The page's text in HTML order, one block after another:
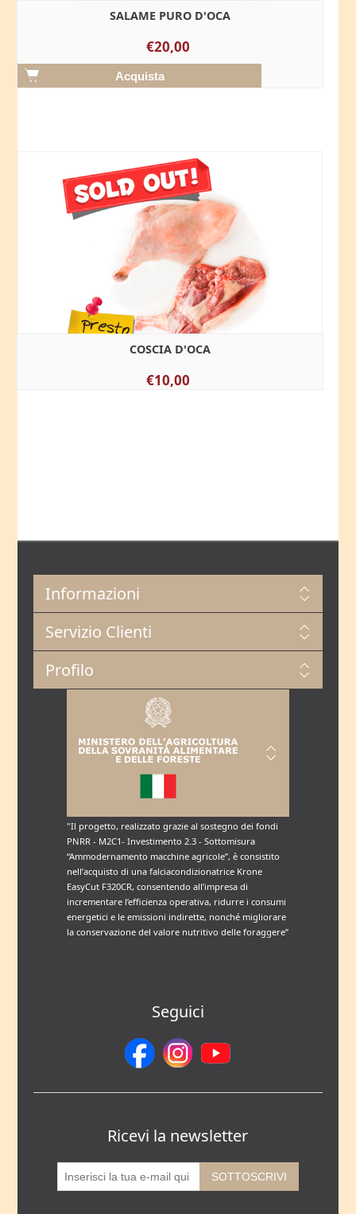
SALAME PURO D'OCA
€20,00
COSCIA D'OCA
€10,00
Informazioni
Servizio Clienti
Profilo
"Il progetto, realizzato grazie al sostegno dei fondi
PNRR - M2C1- Investimento 2.3 - Sottomisura
“Ammodernamento macchine agricole”, è consistito
nell’acquisto di una falciacondizionatrice Krone
EasyCut F320CR, consentendo all’impresa di
incrementare l’efficienza operativa, ridurre i consumi
energetici e le emissioni indirette, nonché migliorare
la conservazione del valore nutritivo delle foraggere”
Seguici
Ricevi la newsletter